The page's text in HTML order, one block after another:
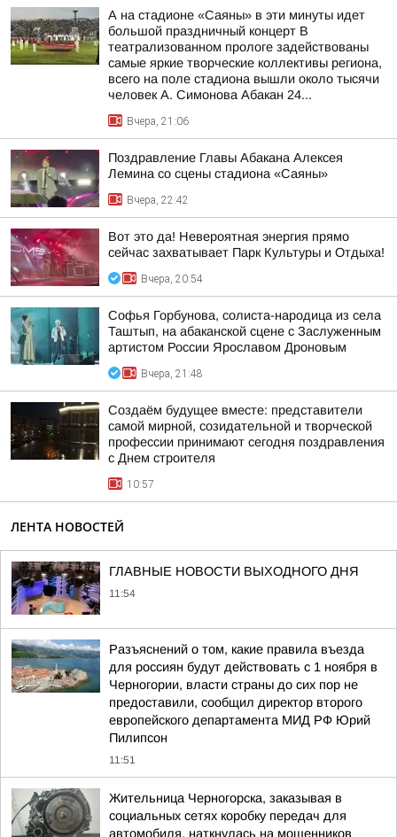
А на стадионе «Саяны» в эти минуты идет
большой праздничный концерт В
театрализованном прологе задействованы
самые яркие творческие коллективы региона,
всего на поле стадиона вышли около тысячи
человек А. Симонова Абакан 24...
Вчера, 21:06
Поздравление Главы Абакана Алексея
Лемина со сцены стадиона «Саяны»
Вчера, 22:42
Вот это да! Невероятная энергия прямо
сейчас захватывает Парк Культуры и Отдыха!
Вчера, 20:54
Софья Горбунова, солиста-народица из села
Таштып, на абаканской сцене с Заслуженным
артистом России Ярославом Дроновым
Вчера, 21:48
Создаём будущее вместе: представители
самой мирной, созидательной и творческой
профессии принимают сегодня поздравления
с Днем строителя
10:57
ЛЕНТА НОВОСТЕЙ
ГЛАВНЫЕ НОВОСТИ ВЫХОДНОГО ДНЯ
11:54
Разъяснений о том, какие правила въезда
для россиян будут действовать с 1 ноября в
Черногории, власти страны до сих пор не
предоставили, сообщил директор второго
европейского департамента МИД РФ Юрий
Пилипсон
11:51
Жительница Черногорска, заказывая в
социальных сетях коробку передач для
автомобиля, наткнулась на мошенников